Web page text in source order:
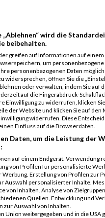
ENGINES
0000 GER
MTU
AERO
ENGINES
= Kategorie Position, TPos =
= Did not finish, DQ =
„Ablehnen“ wird die
beibehalten.
greifen auf Informationen auf einem
um personenbezogene
personenbezogenen Daten
widersprechen, öffnen Sie die
oder verwalten, indem Sie auf
auf die Fingerabdruck-
Einwilligung zu widerrufen, klicken
der Website und klicken Sie auf den
widerrufen. Diese
Einfluss auf die Browserdaten.
Daten, um die Leistung der
auf einem Endgerät. Verwendung
von Profilen für personalisierte
Erstellung von Profilen zur
Auswahl personalisierter Inhalte.
von Inhalten. Analyse von
Quellen. Entwicklung und
zur Auswahl von Inhalten.
Union weitergegeben und in die USA